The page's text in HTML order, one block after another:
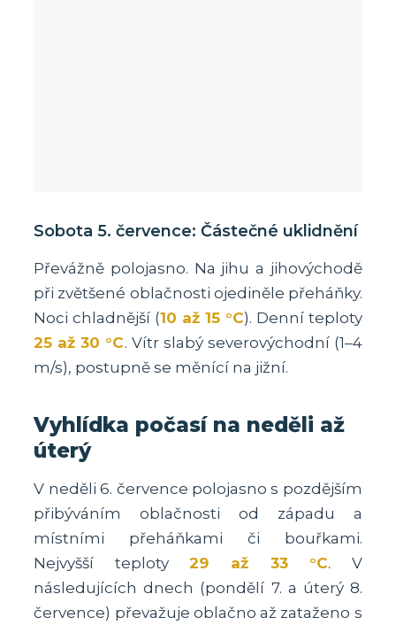
Sobota 5. července: Částečné uklidnění
Převážně polojasno. Na jihu a jihovýchodě
při zvětšené oblačnosti ojediněle přeháňky.
Noci chladnější (10 až 15 °C). Denní teploty
25 až 30 °C. Vítr slabý severovýchodní (1–4
m/s), postupně se měnící na jižní.
Vyhlídka počasí na neděli až
úterý
V neděli 6. července polojasno s pozdějším
přibýváním oblačnosti od západu a
místními přeháňkami či bouřkami.
Nejvyšší teploty29 až 33 °C. V
následujících dnech (pondělí 7. a úterý 8.
července) převažuje oblačno až zataženo s